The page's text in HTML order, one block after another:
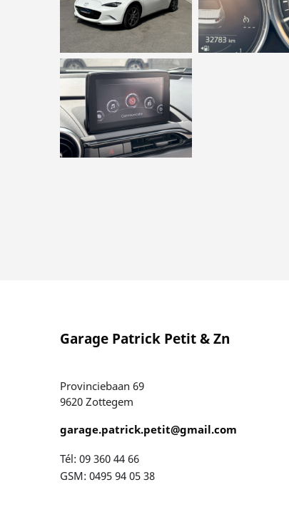
Garage Patrick Petit & Zn
Provinciebaan 69
9620 Zottegem
garage.patrick.petit@gmail.com
Tél: 09 360 44 66
GSM: 0495 94 05 38